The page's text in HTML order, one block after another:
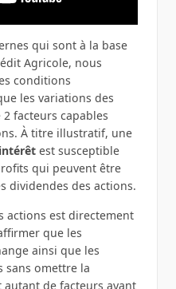
qui sont à la base
Agricole, nous
conditions
les variations des
2 facteurs capables
À titre illustratif, une
est susceptible
qui peuvent être
dividendes des actions.
actions est directement
que les
ainsi que les
sans omettre la
de facteurs ayant